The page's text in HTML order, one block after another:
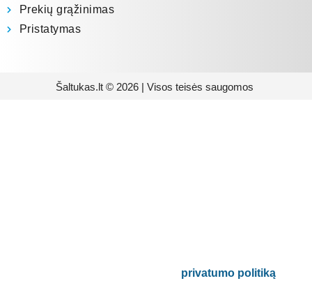
Prekių grąžinimas
Pristatymas
Šaltukas.lt © 2026 | Visos teisės saugomos
privatumo politiką.